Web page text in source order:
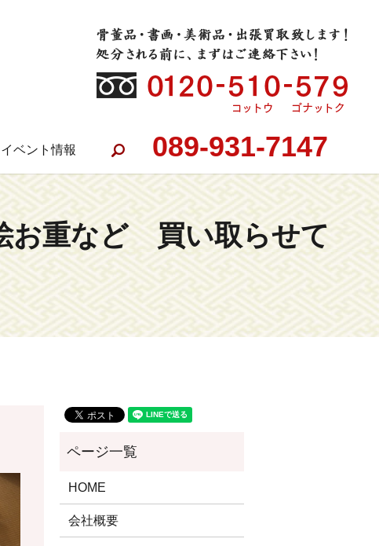
089-931-7147
イベント情報 search
重など 買い取らせて
HOME
会社概要